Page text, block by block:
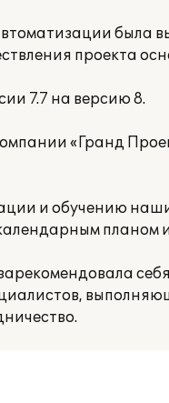
проекта
7.7 на версию 8.
«Гранд
и обучению
планом